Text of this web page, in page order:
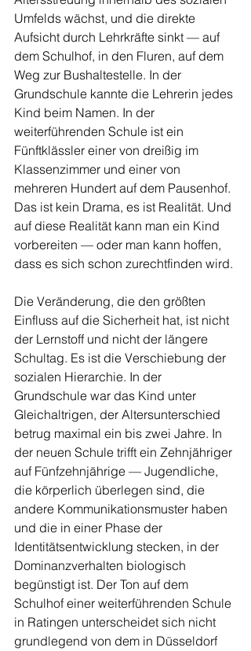
Umfelds wächst, und die direkte
Aufsicht durch Lehrkräfte sinkt — auf
dem Schulhof, in den Fluren, auf dem
Weg zur Bushaltestelle. In der
Grundschule kannte die Lehrerin jedes
Kind beim Namen. In der
weiterführenden Schule ist ein
Fünftklässler einer von dreißig im
Klassenzimmer und einer von
mehreren Hundert auf dem Pausenhof.
Das ist kein Drama, es ist Realität. Und
auf diese Realität kann man ein Kind
vorbereiten — oder man kann hoffen,
dass es sich schon zurechtfinden wird.
Die Veränderung, die den größten
Einfluss auf die Sicherheit hat, ist nicht
der Lernstoff und nicht der längere
Schultag. Es ist die Verschiebung der
sozialen Hierarchie. In der
Grundschule war das Kind unter
Gleichaltrigen, der Altersunterschied
betrug maximal ein bis zwei Jahre. In
der neuen Schule trifft ein Zehnjähriger
auf Fünfzehnjährige — Jugendliche,
die körperlich überlegen sind, die
andere Kommunikationsmuster haben
und die in einer Phase der
Identitätsentwicklung stecken, in der
Dominanzverhalten biologisch
begünstigt ist. Der Ton auf dem
Schulhof einer weiterführenden Schule
in Ratingen unterscheidet sich nicht
grundlegend von dem in Düsseldorf